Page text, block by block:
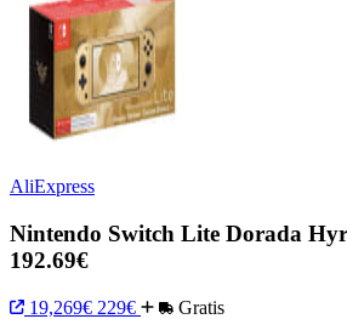
AliExpress
Nintendo Switch Lite Dorada
192.69€
19,269€ 229€ Gratis